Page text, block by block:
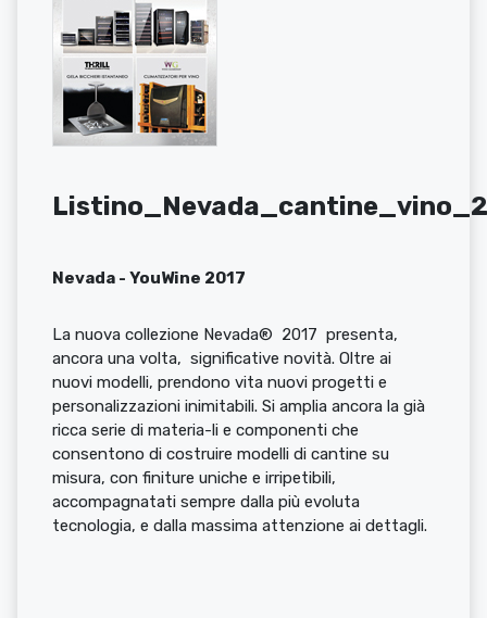
Nevada - YouWine 2017
La nuova collezione Nevada® 2017 presenta,
ancora una volta, significative novità. Oltre ai
nuovi modelli, prendono vita nuovi progetti e
personalizzazioni inimitabili. Si amplia ancora la già
ricca serie di materia-li e componenti che
consentono di costruire modelli di cantine su
misura, con finiture uniche e irripetibili,
accompagnatati sempre dalla più evoluta
tecnologia, e dalla massima attenzione ai dettagli.